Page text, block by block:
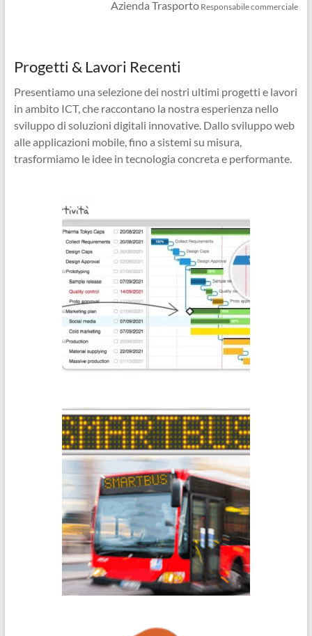
Azienda Trasporto Responsabile commerciale
Progetti & Lavori Recenti
Presentiamo una selezione dei nostri ultimi progetti e lavori
in ambito ICT, che raccontano la nostra esperienza nello
sviluppo di soluzioni digitali innovative. Dallo sviluppo web
alle applicazioni mobile, fino a sistemi su misura,
trasformiamo le idee in tecnologia concreta e performante.